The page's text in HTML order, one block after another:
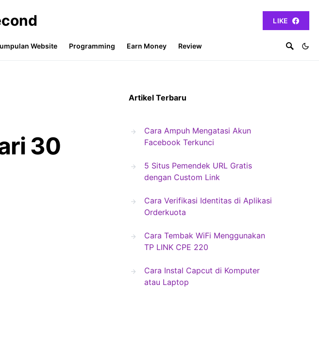
LIKE
Website Programming Earn Money Review
30
Artikel Terbaru
Cara Ampuh Mengatasi Akun
Facebook Terkunci
5 Situs Pemendek URL Gratis
dengan Custom Link
Cara Verifikasi Identitas di Aplikasi
Orderkuota
Cara Tembak WiFi Menggunakan
TP LINK CPE 220
Cara Instal Capcut di Komputer
atau Laptop